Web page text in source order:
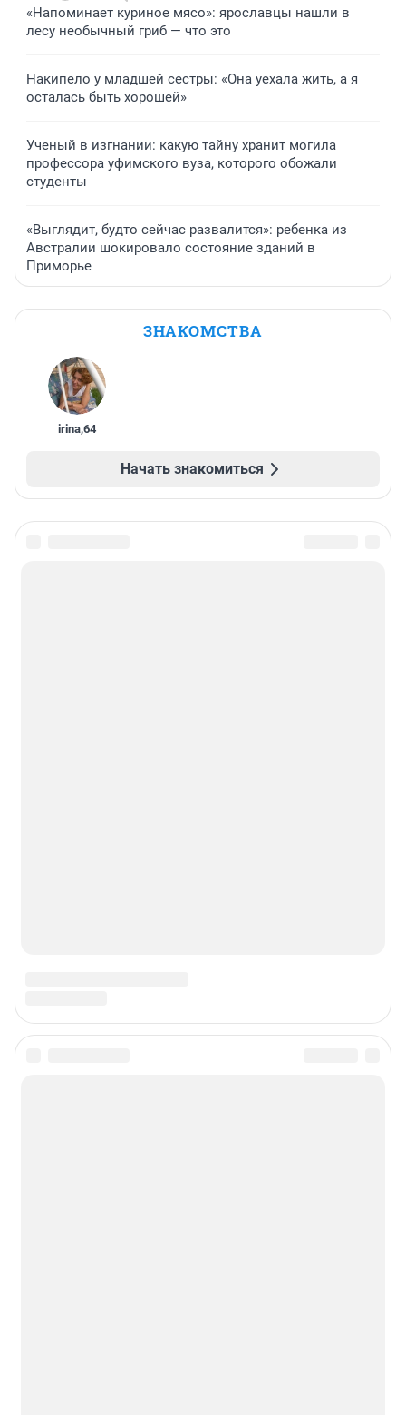
«Напоминает куриное мясо»: ярославцы нашли в
лесу необычный гриб — что это
Накипело у младшей сестры: «Она уехала жить, а я
осталась быть хорошей»
Ученый в изгнании: какую тайну хранит могила
профессора уфимского вуза, которого обожали
студенты
«Выглядит, будто сейчас развалится»: ребенка из
Австралии шокировало состояние зданий в
Приморье
ЗНАКОМСТВА
irina,64
Начать знакомиться